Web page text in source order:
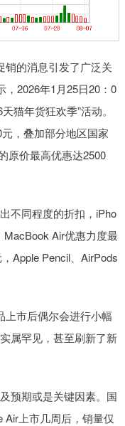
的消息引发了广泛关
，2026年1月25日20：0
猫年货狂欢季”活动。
，叠加部分地区国家
原价最高优惠达2500
不同程度的折扣，iPho
MacBook Air优惠力度最
Apple Pencil、AirPods
市后偶尔会进行小幅
属罕见，甚至刷新了新
预期或是关键因素。国
Air上市几周后，销量仅